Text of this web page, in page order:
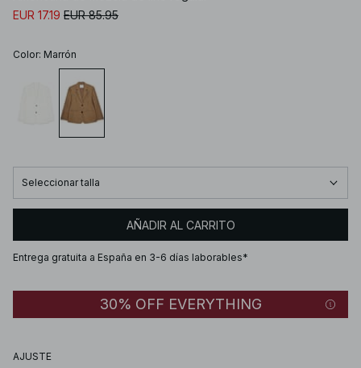
EUR 17.19 EUR 85.95
Color: Marrón
Seleccionar talla
AÑADIR AL CARRITO
Entrega gratuita a España en 3-6 días laborables*
30% OFF EVERYTHING
AJUSTE